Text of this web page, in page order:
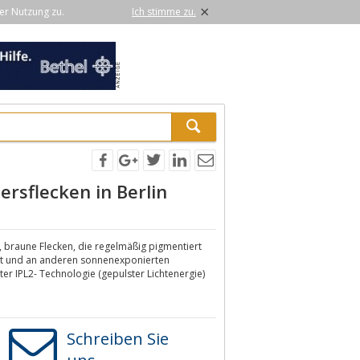
Nutzung zu. Ich stimme zu. ×
in Berlin
Flecken, die regelmäßig pigmentiert
und an anderen sonnenexponierten
IPL2- Technologie (gepulster Lichtenergie)
Schreiben Sie